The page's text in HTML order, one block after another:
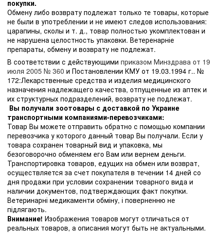
покупки.
Обмену либо возврату подлежат только те товары, которые
не были в употреблении и не имеют следов использования:
царапины, сколы и т. д., товар полностью укомплектован и
не нарушена целостность упаковки. Ветеренарніе
препараты, обмену и возврату не подлежат.
В соответствии с действующими приказом Минздрава от 19
июля 2005 № 360 и Постановлении КМУ от 19.03.1994 г.. №
172:Лекарственные средства и изделия медицинского
назначения надлежащего качества, отпущенные из аптек и
их структурных подразделений, возврату не подлежат.
Вы получали зоотовары с доставкой по Украине
транспортными компаниями-перевозчиками:
Товар Вы можете отправить обратно с помощью компании
перевозчика у которого данный товар Вы получали. Если у
товара сохранен товарный вид и упаковка, мы
безоговорочно обменяем его Вам или вернем деньги.
Транспортировка товаров, едущих на обмен или возврат,
осуществляется за счет покупателя в течении 14 дней со
дня продажи при условии сохранении товарного вида и
наличии документов, подтверждающих факт покупки.
Ветеринарні медикаменти обміну, і поверненню не
підлягають.
Внимание! Изображения товаров могут отличаться от
реальных товаров, а описания могут быть не актуальными.